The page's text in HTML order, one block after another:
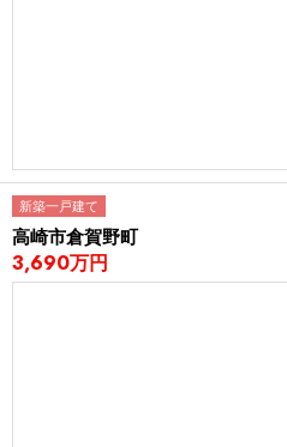
新築一戸建て
高崎市倉賀野町
3,690万円